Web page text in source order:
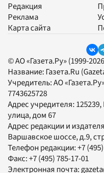
Редакция
Реклама
Карта сайта
© АО «Газета.Ру» (1999-
Название: Газета.Ru
Учредитель:АО
7743625728
Адрес учредителя:
улица, дом 67
Адрес редакции и
Варшавское шоссе, д.9,
Телефон редакции:+7
Факс:+7 (495) 785-17-01
Электронная почта: